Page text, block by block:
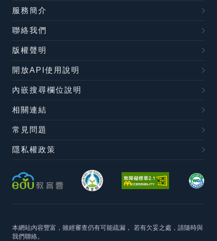
服務簡介
聯絡我們
版權聲明
開放API使用說明
內嵌搜尋欄位說明
相關連結
常見問題
隱私權政策
本網站內容豐富，雖經審查仍有可能疏漏， 若有欠妥之處，請隨時與
我們聯絡。